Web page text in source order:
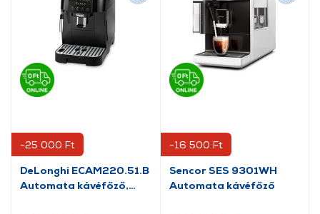
-25 000 Ft
DeLonghi ECAM220.51.B
Automata kávéfőző,
-16 500 Ft
Sencor SES 9301WH
Automata kávéfőző